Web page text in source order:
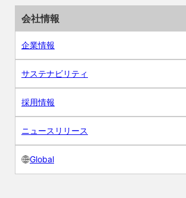
会社情報
企業情報
サステナビリティ
採用情報
ニュースリリース
Global